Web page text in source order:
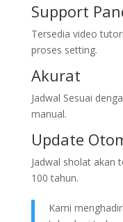
Support
Tersedia video
proses setting.
Akurat
Jadwal Sesuai
manual.
Update
Jadwal sholat akan
100 tahun.
Kami